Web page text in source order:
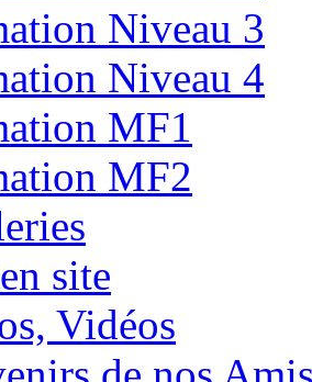
Niveau 3
Niveau 4
MF1
MF2
site
Vidéos